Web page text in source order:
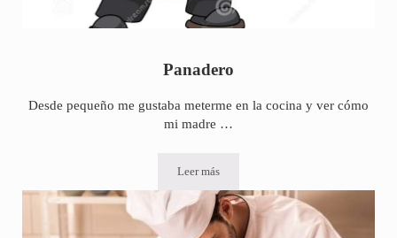
Panadero
Desde pequeño me gustaba meterme en la cocina y ver cómo
mi madre …
Leer más
Panadero